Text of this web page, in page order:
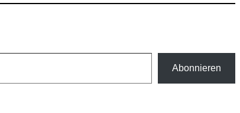
Abonnieren